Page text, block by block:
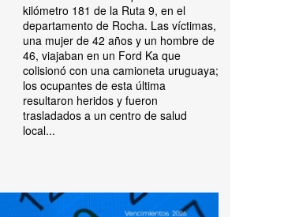
kilómetro 181 de la Ruta 9, en el
departamento de Rocha. Las víctimas,
una mujer de 42 años y un hombre de
46, viajaban en un Ford Ka que
colisionó con una camioneta uruguaya;
los ocupantes de esta última
resultaron heridos y fueron
trasladados a un centro de salud
local...